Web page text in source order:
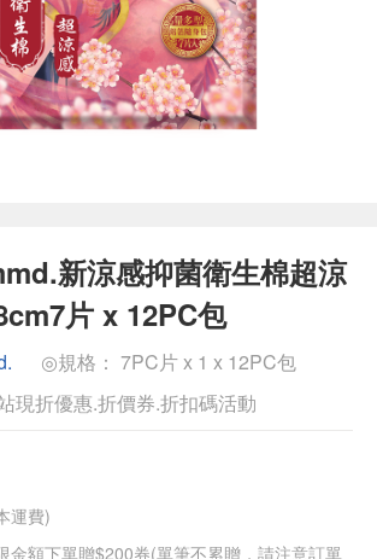
新涼感抑菌衛生棉超涼
片 x 12PC包
◎規格： 7PC片 x 1 x 12PC包
現折優惠.折價券.折扣碼活動
運費)
金額下單贈$200券(單筆不累贈，請注意訂單